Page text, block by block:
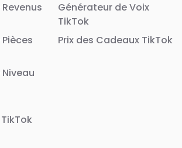
Générateur de Voix
TikTok
Prix des Cadeaux TikTok